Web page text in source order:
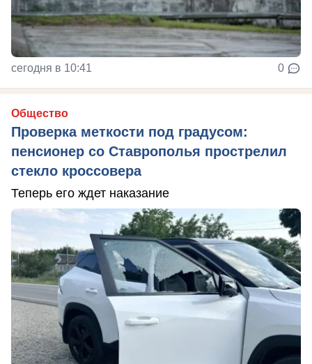
сегодня в 10:41 0
Общество
Проверка меткости под градусом:
пенсионер со Ставрополья прострелил
стекло кроссовера
Теперь его ждет наказание